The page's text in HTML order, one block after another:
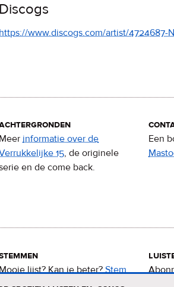
Discogs
www.discogs.com/artist/4724687-
Meer informatie over de
15, de originele
en de come back.
Een
lijst? Kan ie beter?Stem
voor de Verrukkelijke 15.